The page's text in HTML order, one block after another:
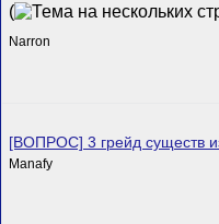
(
Narron
[ВОПРОС] 3 грейд существ
Manafy